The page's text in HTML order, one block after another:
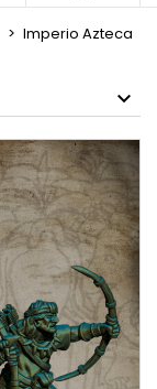
Imperio Azteca